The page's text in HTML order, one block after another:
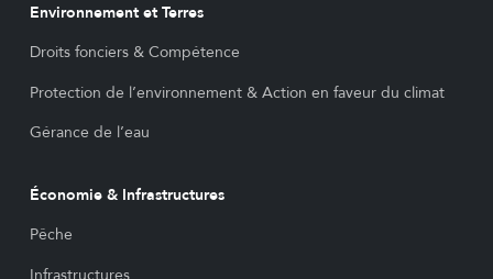
Environnement et Terres
Droits fonciers & Compétence
Protection de l’environnement & Action en faveur du climat
Gérance de l’eau
Économie & Infrastructures
Pêche